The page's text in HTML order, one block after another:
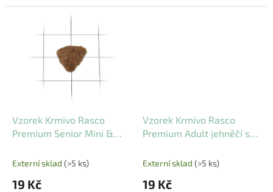
krmivo pro dospělé psy s
hmotností 10–25 kg....
VZOREK. Přizpůsobené pro
Vzorek Krmivo Rasco
Premium Senior Mini &
Externí sklad (>5 ks)
19 Kč
Vzorek Krmivo Rasco
Premium Adult jehněčí s
Externí sklad (>5 ks)
19 Kč